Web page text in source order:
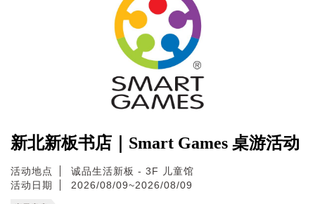
新北新板书店｜Smart Games 桌游活动
活动地点
诚品生活新板 - 3F 儿童馆
活动日期
2026/08/09~2026/08/09